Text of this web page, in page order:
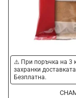
⚠️ При поръчка на 3
захранки
Безплатна.